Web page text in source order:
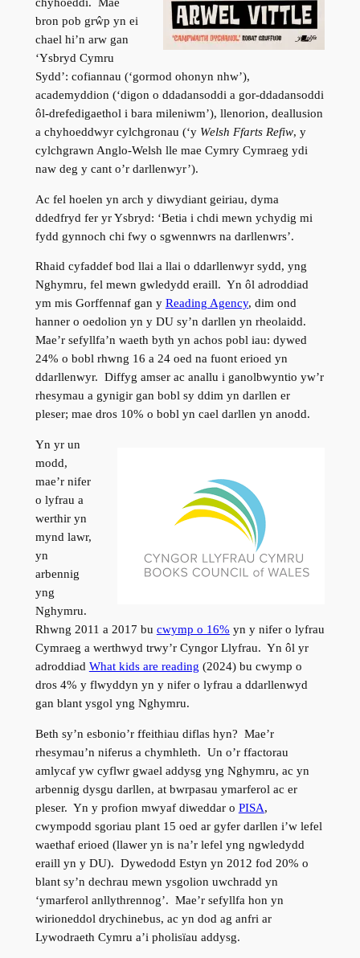
bron pob grŵp yn ei
chael hi’n arw gan
‘Ysbryd Cymru
Sydd’: cofiannau (‘gormod ohonyn nhw’),
academyddion (‘digon o ddadansoddi a gor-ddadansoddi
ôl-drefedigaethol i bara mileniwm’), llenorion, deallusion
a chyhoeddwyr cylchgronau (‘y Welsh Ffarts Refiw, y
cylchgrawn Anglo-Welsh lle mae Cymry Cymraeg ydi
naw deg y cant o’r darllenwyr’).
Ac fel hoelen yn arch y diwydiant geiriau, dyma
ddedfryd fer yr Ysbryd: ‘Betia i chdi mewn ychydig mi
fydd gynnoch chi fwy o sgwennwrs na darllenwrs’.
Rhaid cyfaddef bod llai a llai o ddarllenwyr sydd, yng
Nghymru, fel mewn gwledydd eraill. Yn ôl adroddiad
ym mis Gorffennaf gan y Reading Agency, dim ond
hanner o oedolion yn y DU sy’n darllen yn rheolaidd.
Mae’r sefyllfa’n waeth byth yn achos pobl iau: dywed
24% o bobl rhwng 16 a 24 oed na fuont erioed yn
ddarllenwyr. Diffyg amser ac anallu i ganolbwyntio yw’r
rhesymau a gynigir gan bobl sy ddim yn darllen er
pleser; mae dros 10% o bobl yn cael darllen yn anodd.
Yn yr un
modd,
mae’r nifer
o lyfrau a
werthir yn
mynd lawr,
yn
arbennig
yng
Nghymru.
Rhwng 2011 a 2017 bu cwymp o 16% yn y nifer o lyfrau
Cymraeg a werthwyd trwy’r Cyngor Llyfrau. Yn ôl yr
adroddiad What kids are reading (2024) bu cwymp o
dros 4% y flwyddyn yn y nifer o lyfrau a ddarllenwyd
gan blant ysgol yng Nghymru.
Beth sy’n esbonio’r ffeithiau diflas hyn? Mae’r
rhesymau’n niferus a chymhleth. Un o’r ffactorau
amlycaf yw cyflwr gwael addysg yng Nghymru, ac yn
arbennig dysgu darllen, at bwrpasau ymarferol ac er
pleser. Yn y profion mwyaf diweddar o PISA,
cwympodd sgoriau plant 15 oed ar gyfer darllen i’w lefel
waethaf erioed (llawer yn is na’r lefel yng ngwledydd
eraill yn y DU). Dywedodd Estyn yn 2012 fod 20% o
blant sy’n dechrau mewn ysgolion uwchradd yn
‘ymarferol anllythrennog’. Mae’r sefyllfa hon yn
wirioneddol drychinebus, ac yn dod ag anfri ar
Lywodraeth Cymru a’i pholisïau addysg.